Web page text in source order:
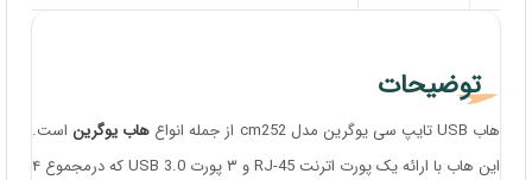
توضیحات
هاب USB تایپ سی یوگرین مدل cm252 از جمله انواع هاب یوگرین است.
این هاب با ارائه یک پورت اترنت RJ-45 و ۳ پورت USB 3.0 که درمجموع ۴